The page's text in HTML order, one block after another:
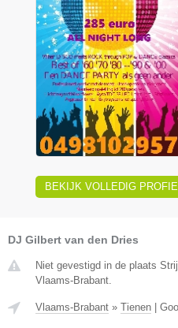
BEKIJK VOLLEDIG
DJ Gilbert van den Dries
Niet gevestigd in de plaats
Vlaams-Brabant.
Vlaams-Brabant » Tienen